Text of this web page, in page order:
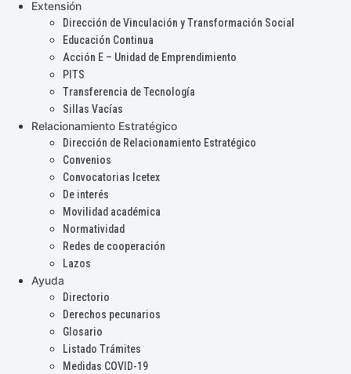
Extensión
Dirección de Vinculación y Transformación Social
Educación Continua
Acción E – Unidad de Emprendimiento
PITS
Transferencia de Tecnología
Sillas Vacías
Relacionamiento Estratégico
Dirección de Relacionamiento Estratégico
Convenios
Convocatorias Icetex
De interés
Movilidad académica
Normatividad
Redes de cooperación
Lazos
Ayuda
Directorio
Derechos pecunarios
Glosario
Listado Trámites
Medidas COVID-19